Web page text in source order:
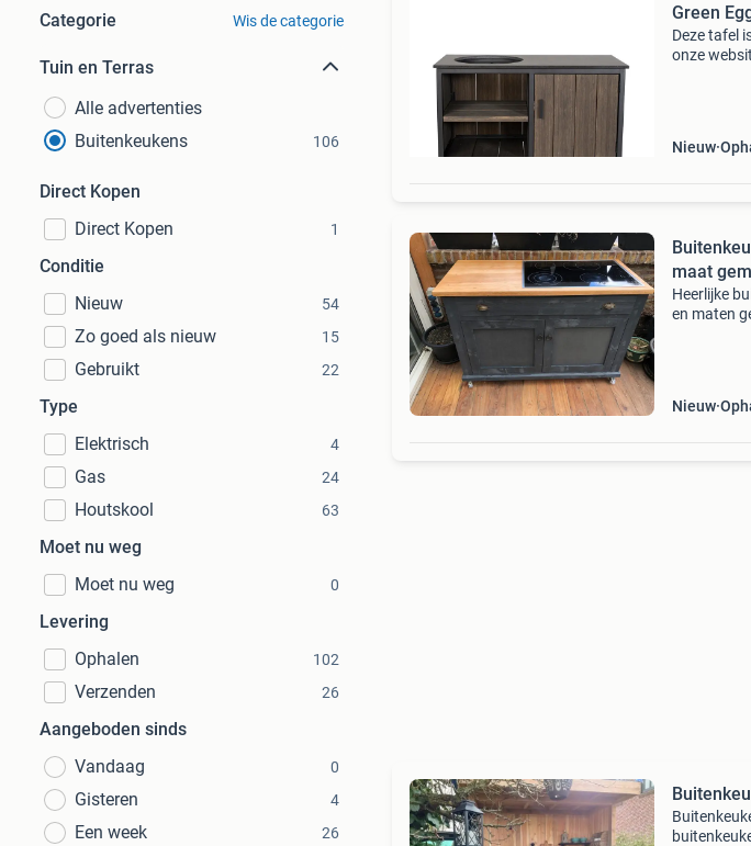
Categorie Wis de categorie
Tuin en Terras
Alle advertenties
Buitenkeukens
106
Direct Kopen
Direct Kopen
1
Conditie
Nieuw
54
Zo goed als nieuw 15
Gebruikt 22
Type
Elektrisch
4
Gas 24
Houtskool 63
Moet nu weg
Moet nu weg
0
Levering
Ophalen
102
Verzenden 26
Aangeboden sinds
Vandaag
0
Gisteren 4
Een week 26
Green
Deze tafel
onze
Nieuw
maat
Heerlijke
en maten
Nieuw